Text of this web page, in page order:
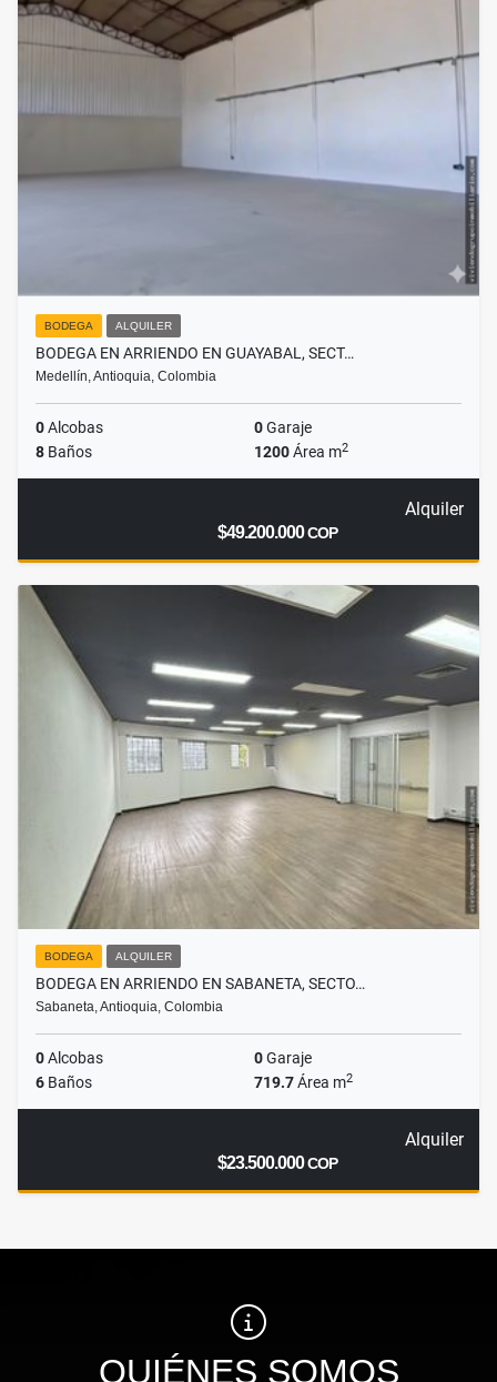
BODEGA ALQUILER
BODEGA EN ARRIENDO EN GUAYABAL, SECT…
Medellín, Antioquia, Colombia
0Alcobas 0Garaje
8 Baños 1200Área m2
Alquiler
$49.200.000COP
BODEGA ALQUILER
BODEGA EN ARRIENDO EN SABANETA, SECTO…
Sabaneta, Antioquia, Colombia
0Alcobas 0Garaje
6 Baños 719.7Área m2
Alquiler
$23.500.000COP
QUIÉNES SOMOS